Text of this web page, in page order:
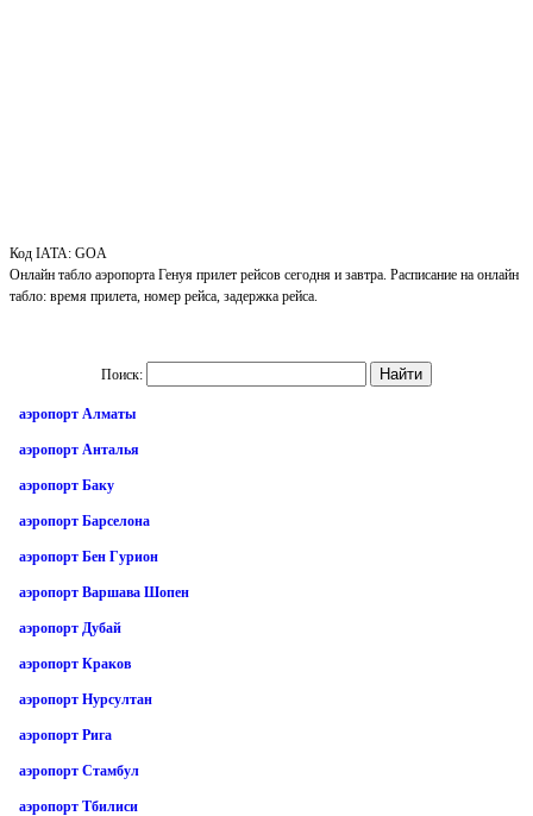
Код IATA: GOA
Онлайн табло аэропорта Генуя прилет рейсов сегодня и завтра. Расписание на онлайн
табло: время прилета, номер рейса, задержка рейса.
Поиск:
аэропорт Алматы
аэропорт Анталья
аэропорт Баку
аэропорт Барселона
аэропорт Бен Гурион
аэропорт Варшава Шопен
аэропорт Дубай
аэропорт Краков
аэропорт Нурсултан
аэропорт Рига
аэропорт Стамбул
аэропорт Тбилиси